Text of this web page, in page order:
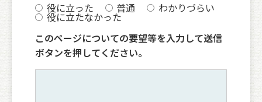
役に立った
普通 わかりづらい
役に立たなかった
このページについての要望等を入力して送信
ボタンを押してください。